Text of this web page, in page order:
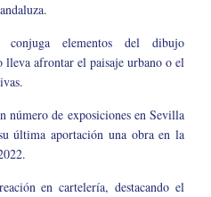
conjuga elementos del dibujo
lleva afrontar el paisaje urbano o el
número de exposiciones en Sevilla
última aportación una obra en la
en cartelería, destacando el